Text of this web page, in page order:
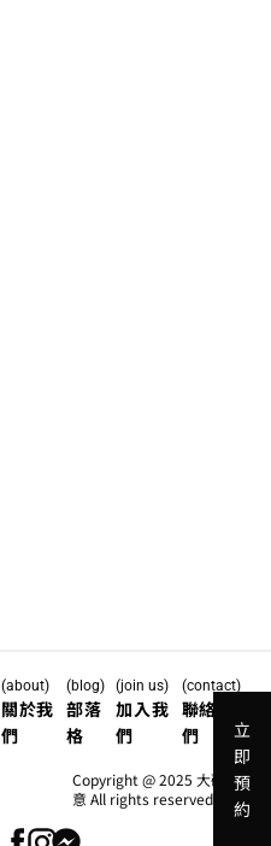
立
即
預
約
(about)
關於我
們
(blog)
部落
格
(join us)
加入我
們
(contact)
聯絡我
們
Copyright @ 2025 大研創
意 All rights reserved.